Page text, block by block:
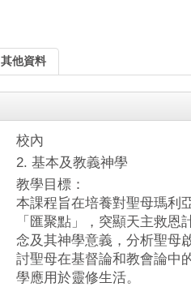
其他資料
校內
2. 基本及教義神學
教學目標：
本課程旨在培養對聖母瑪利
「匯聚點」，突顯天主救
念及其神學意義，分析聖母
討聖母在基督論和教會論中
學應用於靈修生活。